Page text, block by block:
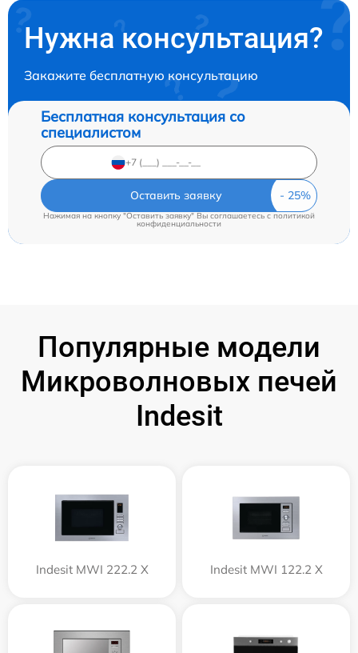
Нужна консультация?
Закажите бесплатную консультацию
Бесплатная консультация со
специалистом
Оставить заявку
Нажимая на кнопку "Оставить заявку" Вы соглашаетесь cполитикой
конфиденциальности
Популярные модели
Микроволновых печей
Indesit
Indesit MWI 222.2 X Indesit MWI 122.2 X